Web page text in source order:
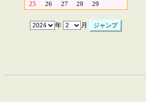
25
26 27 28 29
年 月